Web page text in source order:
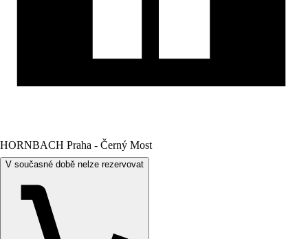
HORNBACH Praha - Černý Most
V současné době nelze rezervovat